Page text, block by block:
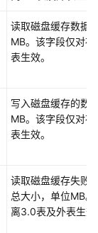
读取磁盘缓存数据
MB。该字段仅对
表生效。
写入磁盘缓存的数
MB。该字段仅对
表生效。
读取磁盘缓存失败
总大小，单位MB
离3.0表及外表生效